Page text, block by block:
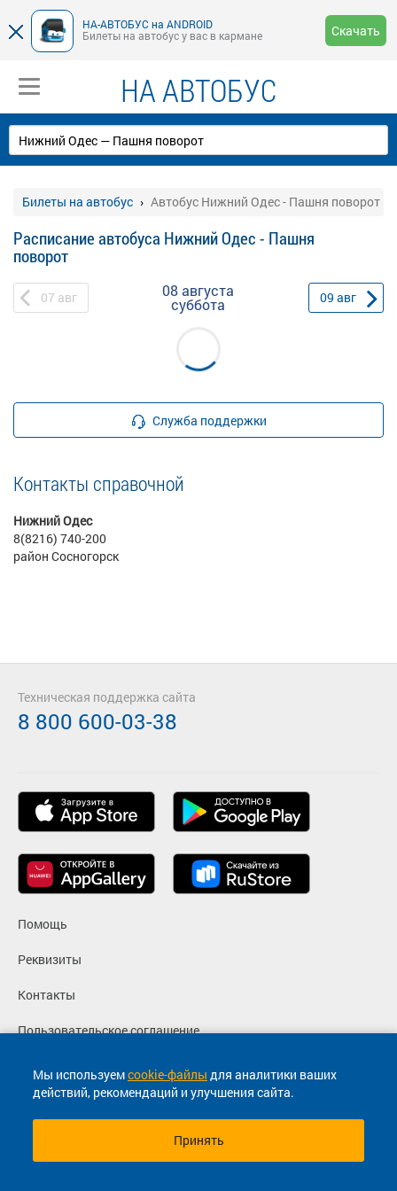
НА-АВТОБУС на ANDROID
Билеты на автобус у вас в кармане
Скачать
НА АВТОБУС
Билеты на автобус Автобус Нижний Одес - Пашня поворот
Расписание автобуса Нижний Одес - Пашня
поворот
07 авг 08 августа
суббота 09 авг
Служба поддержки
Контакты справочной
Нижний Одес
8(8216) 740-200
район Сосногорск
Мы используемcookie-файлы для аналитики ваших
действий, рекомендаций и улучшения сайта.
Принять
Помощь
Реквизиты
Контакты
Пользовательское соглашение
Политика конфиденциальности
Согласие на маркетинговые сообщения
Техническая поддержка сайта
8 800 600-03-38
© 2013-2026, ООО "Капитал"- Онлайн сервис продажи